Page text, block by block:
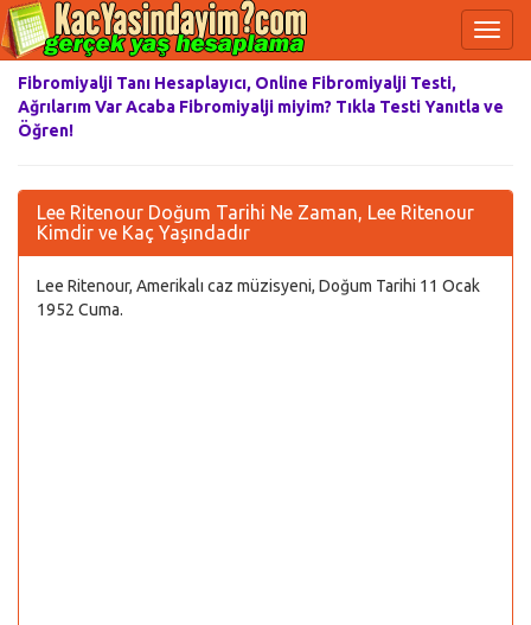
Fibromiyalji Tanı Hesaplayıcı, Online Fibromiyalji Testi,
Ağrılarım Var Acaba Fibromiyalji miyim? Tıkla Testi Yanıtla ve
Öğren!
Lee Ritenour Doğum Tarihi Ne Zaman, Lee Ritenour
Kimdir ve Kaç Yaşındadır
Lee Ritenour, Amerikalı caz müzisyeni, Doğum Tarihi 11 Ocak
1952 Cuma.